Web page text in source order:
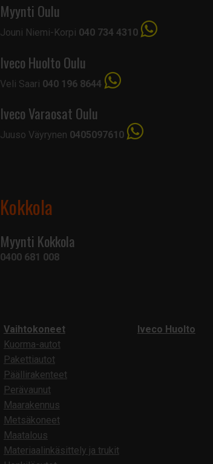
Myynti Oulu
Jouni Niemi-Korpi 040 734 4310
Iveco Huolto Oulu
Veli Saari 040 196 8644
Iveco Varaosat Oulu
Juuso Väyrynen 0405097610
Kokkola
Myynti Kokkola
0400 681 008
Vaihtokoneet
Kuorma-autot
Pakettiautot
Päällirakenteet
Perävaunut
Maarakennus
Metsäkoneet
Maatalous
Materiaalinkäsittely ja trukit
Iveco Huolto